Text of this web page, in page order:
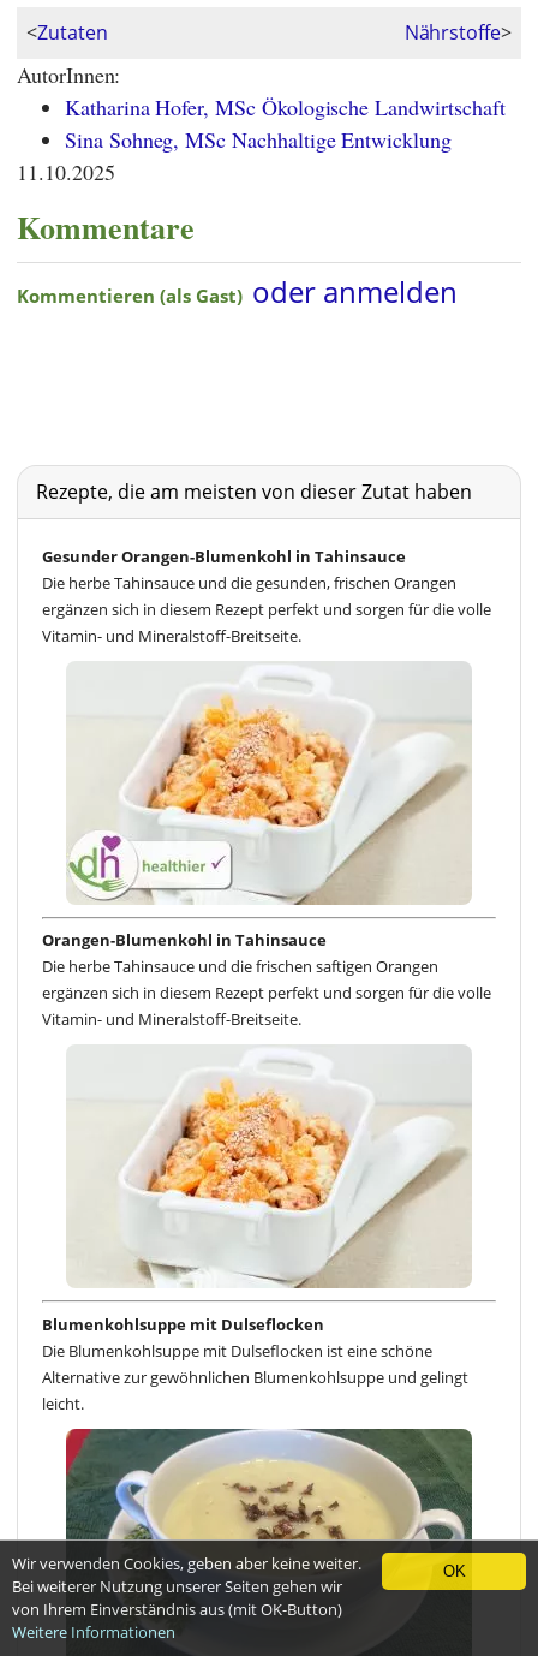
<Zutaten Nährstoffe>
AutorInnen:
Katharina Hofer, MSc Ökologische Landwirtschaft
Sina Sohneg, MSc Nachhaltige Entwicklung
11.10.2025
Kommentare
Rezepte, die am meisten von dieser Zutat haben
Gesunder Orangen-Blumenkohl in Tahinsauce
Die herbe Tahinsauce und die gesunden, frischen Orangen
ergänzen sich in diesem Rezept perfekt und sorgen für die volle
Vitamin- und Mineralstoff-Breitseite.
Orangen-Blumenkohl in Tahinsauce
Die herbe Tahinsauce und die frischen saftigen Orangen
ergänzen sich in diesem Rezept perfekt und sorgen für die volle
Vitamin- und Mineralstoff-Breitseite.
Blumenkohlsuppe mit Dulseflocken
Die Blumenkohlsuppe mit Dulseflocken ist eine schöne
Alternative zur gewöhnlichen Blumenkohlsuppe und gelingt
leicht.
OK
Wir verwenden Cookies, geben aber keine weiter.
Bei weiterer Nutzung unserer Seiten gehen wir
von Ihrem Einverständnis aus (mit OK-Button)
Weitere Informationen